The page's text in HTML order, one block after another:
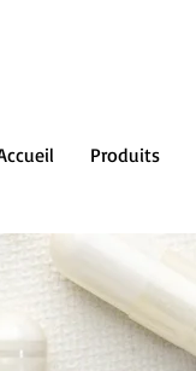
Produits